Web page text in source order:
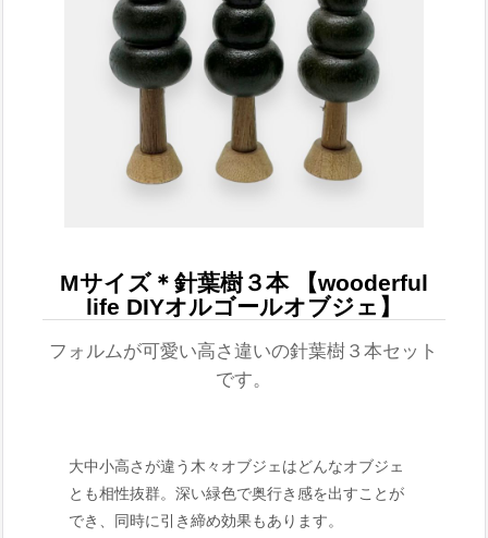
Mサイズ＊針葉樹３本 【wooderful
life DIYオルゴールオブジェ】
フォルムが可愛い高さ違いの針葉樹３本セット
です。
大中小高さが違う木々オブジェはどんなオブジェ
とも相性抜群。深い緑色で奥行き感を出すことが
でき、同時に引き締め効果もあります。